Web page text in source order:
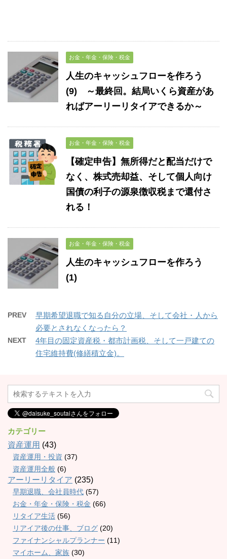
お金・年金・保険・税金
人生のキャッシュフローを作ろう
(9) ～最終回。結局いくら資産があ
ればアーリーリタイアできるか～
お金・年金・保険・税金
【確定申告】無所得だと配当だけで
なく、株式売却益、そして個人向け
国債の利子の源泉徴収税まで還付さ
れる！
お金・年金・保険・税金
人生のキャッシュフローを作ろう
(1)
PREV
早期希望退職で知る自分の立場、そして会社・人から
必要とされなくなったら？
NEXT
4年目の固定資産税・都市計画税、そして一戸建ての
住宅維持費(修繕積立金)。
カテゴリー
資産運用 (43)
資産運用・投資 (37)
資産運用全般 (6)
アーリーリタイア (235)
早期退職、会社員時代 (57)
お金・年金・保険・税金 (66)
リタイア生活 (56)
リアイア後の仕事、ブログ (20)
ファイナンシャルプランナー (11)
マイホーム、家族 (30)